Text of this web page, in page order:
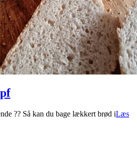
?? Så kan du bage lækkert brød iLæs